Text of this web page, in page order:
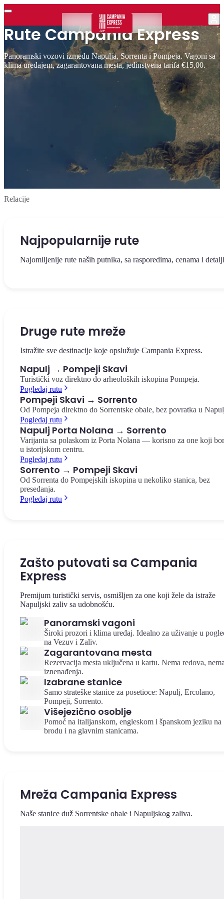
Rute Campania Express
Panoramski vozovi između Napulja, Sorrenta i Pompeja. Vagoni sa
klima uređajem, zagarantovana mesta, jedinstvena tarifa €15,00.
Relacije
Najpopularnije rute
Najomiljenije rute naših putnika, sa rasporedima, cenama i
Druge rute mreže
Istražite sve destinacije koje opslužuje Campania Express.
Napulj → Pompeji Skavi
Turistički voz direktno do arheoloških iskopina Pompeja.
Pogledaj rutu
Pompeji Skavi → Sorrento
Od Pompeja direktno do Sorrentske obale, bez povratka u
Pogledaj rutu
Napulj Porta Nolana → Sorrento
Varijanta sa polaskom iz Porta Nolana — korisno za one koji
u istorijskom centru.
Pogledaj rutu
Sorrento → Pompeji Skavi
Od Sorrenta do Pompejskih iskopina u nekoliko stanica, bez
presedanja.
Pogledaj rutu
Zašto putovati sa Campania
Express
Premijum turistički servis, osmišljen za one koji žele da istraže
Napuljski zaliv sa udobnošću.
Panoramski vagoni
Široki prozori i klima uređaj. Idealno za uživanje u
na Vezuv i Zaliv.
Zagarantovana mesta
Rezervacija mesta uključena u kartu. Nema redova,
iznenađenja.
Izabrane stanice
Samo strateške stanice za posetioce: Napulj, Ercolano,
Pompeji, Sorrento.
Višejezično osoblje
Pomoć na italijanskom, engleskom i španskom jeziku na
brodu i na glavnim stanicama.
Mreža Campania Express
Naše stanice duž Sorrentske obale i Napuljskog zaliva.